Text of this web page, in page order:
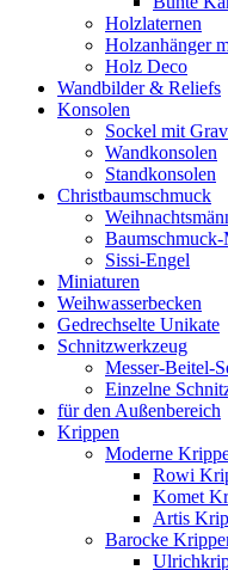
Holzlaternen
Holzanhänger
Holz Deco
Wandbilder & Reliefs
Konsolen
Sockel mit
Wandkonsolen
Standkonsolen
Christbaumschmuck
Baumschmuck-
Sissi-Engel
Miniaturen
Weihwasserbecken
Gedrechselte Unikate
Schnitzwerkzeug
Messer-Beitel-
Einzelne
für den Außenbereich
Krippen
Moderne
Rowi
Komet
Artis
Barocke